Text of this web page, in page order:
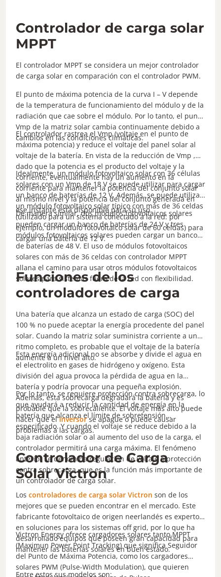
Controlador de carga solar
MPPT
El controlador MPPT se considera un mejor controlador
de carga solar en comparación con el controlador PWM.
El punto de máxima potencia de la curva I – V depende
de la temperatura de funcionamiento del módulo y de la
radiación que cae sobre el módulo. Por lo tanto, el punto
Vmp de la matriz solar cambia continuamente debido a
cambios en las condiciones climáticas.
El controlador rastrea el Vmp (voltaje en el punto de
máxima potencia) y reduce el voltaje del panel solar al
voltaje de la batería. En vista de la reducción de Vmp ,
dado que la potencia es el producto del voltaje y la
corriente, eventualmente hay un aumento en la
corriente para mantener la potencia del conjunto solar
al mismo nivel y la potencia del conjunto generada en
ese instante está disponible para su uso.
Idealmente, un módulo fotovoltaico solar con 36 células
solares con un Vmp de 18 V se puede utilizar para cargar
un banco de baterías de 12 V. Además, se puede utilizar
un módulo fotovoltaico solar típico con más de 36 celdas
(utilizado para un sistema conectado a la red: por
ejemplo, un módulo fotovoltaico solar de 60 celdas) para
cargar una batería de 12 V.
De manera similar, dos módulos fotovoltaicos solares
pueden cargar un banco de baterías de 24 V y tres
módulos fotovoltaicos solares pueden cargar un banco
de baterías de 48 V. El uso de módulos fotovoltaicos
solares con más de 36 celdas con controlador MPPT
allana el camino para usar otros módulos fotovoltaicos
solares para sistemas fuera de la red con flexibilidad.
Funciones de los
controladores de carga
Una batería que alcanza un estado de carga (SOC) del
100 % no puede aceptar la energía procedente del panel
solar. Cuando la matriz solar suministra corriente a un
ritmo completo, es probable que el voltaje de la batería
aumente a un nivel alto.
Esta energía adicional no se absorbe y divide el agua en
el electrolito en gases de hidrógeno y oxígeno. Esta
división del agua provoca la pérdida de agua en la
batería y podría provocar una pequeña explosión.
Además, esta sobrecarga degradará la batería y es
probable que la sobrecaliente. El voltaje más alto puede
hacer que elinversorse apague o puede causar
problemas a las cargas.
Por lo tanto, se requiere protección contra sobrecarga, lo
que ayudará a reducir la cantidad de energía en la
batería que alcanza el límite de sobretensión
especificado. Y cuando el voltaje se reduce debido a la
baja radiación solar o al aumento del uso de la carga, el
controlador permitirá una carga máxima. El fenómeno
anterior se denomina regulación de voltaje o protección
contra sobrecarga, que es la función más importante de
un controlador de carga solar.
Controlador de Carga
Solar Victron
Los controladores de carga solar Victron son de los
mejores que se pueden encontrar en el mercado. Este
fabricante fotovoltaico de origen neerlandés es experto
en soluciones para los sistemas off grid, por lo que ha
desarrollado equipos que poseen gran capacidad para
mantener las baterías solares en buen estado.
Victron Energy ofrece cargadores solares tanto MPPT
(Maximun Power Point Tracking) que significa Seguidor
del Punto de Máxima Potencia, como los cargadores
solares PWM (Pulse-Width Modulation), que quieren
Entre estos sus modelos son: